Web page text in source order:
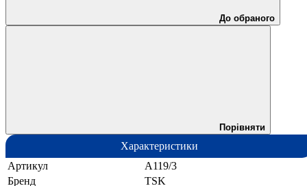
До обраного
Порівняти
Характеристики
Артикул
A119/3
Бренд
TSK